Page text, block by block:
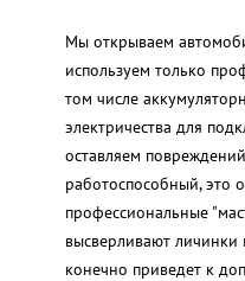
Мы открываем
используем только
том числе
электричества для
оставляем
работоспособный, это
профессиональные
высверливают личинки
конечно приведет к